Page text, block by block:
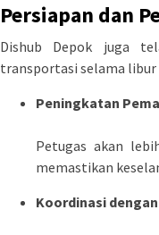
Persiapan dan
Dishub Depok juga
transportasi selama libur
Peningkatan
Petugas akan
memastikan
Koordinasi